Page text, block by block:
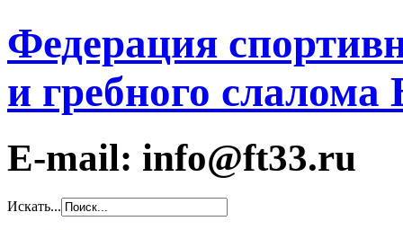
Федерация
и гребного
E-mail: info@ft33.ru
Искать...